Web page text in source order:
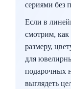
сериями без
Если в
смотрим, как
размеру,
для
подарочных
выглядеть